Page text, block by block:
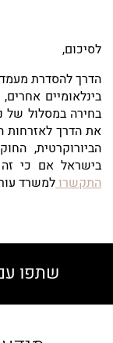
לסיכום,
הדרך להסדרת מעמד
בינלאומיים
בחירה במסלול של
את הדרך לאזרחות
הביורוקרטית,
בישראל אם כי
התקשרולמשרד
שתפו